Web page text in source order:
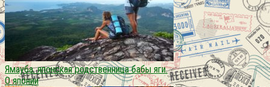
Ямауба. японская родственница бабы яги.
О японии